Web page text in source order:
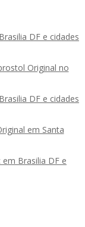
DF e cidades
Original no
DF e cidades
em Santa
Brasilia DF e